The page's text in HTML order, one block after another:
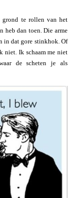
te rollen van het
heb dan toen. Die arme
in dat gore stinkhok. Of
niet. Ik schaam me niet
de scheten je als